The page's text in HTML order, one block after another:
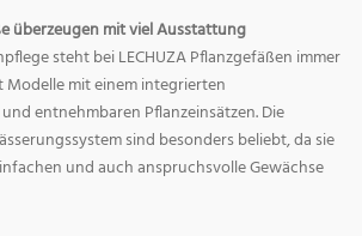
überzeugen mit viel Ausstattung
steht bei LECHUZA Pflanzgefäßen immer
mit einem integrierten
entnehmbaren Pflanzeinsätzen. Die
sind besonders beliebt, da sie
und auch anspruchsvolle Gewächse